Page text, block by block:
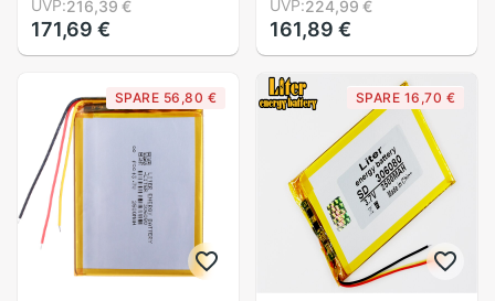
6000mAH(Real
5900mAh) Li-Ion
batterie für V88,
PC, 3282150
UVP:216,39 €
171,69 €
3,7 V 200MAH
Universal- Li-Ion
batterie für Tablette
pc Mp3 MP4 MP5
GPS Handy,
Mobiltelefon
bluetooth
UVP:224,99 €
161,89 €
SPARE 56,80 € SPARE 16,70 €